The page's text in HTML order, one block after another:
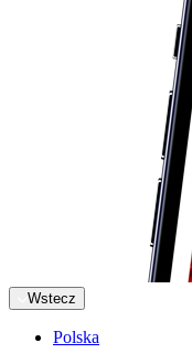
Wstecz
Polska